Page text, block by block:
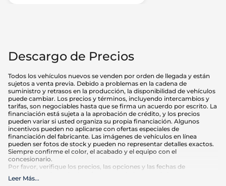
Descargo de Precios
Todos los vehículos nuevos se venden por orden de llegada y están
sujetos a venta previa. Debido a problemas en la cadena de
suministro y retrasos en la producción, la disponibilidad de vehículos
puede cambiar. Los precios y términos, incluyendo intercambios y
tarifas, son negociables hasta que se firma un acuerdo por escrito. La
financiación está sujeta a la aprobación de crédito, y los precios
pueden variar si usted organiza su propia financiación. Algunos
incentivos pueden no aplicarse con ofertas especiales de
financiación del fabricante. Las imágenes de vehículos en línea
pueden ser fotos de stock y pueden no representar detalles exactos.
Siempre confirme el color, el acabado y el equipo con el
concesionario.
Por favor, verifique los precios, las opciones y las fechas de
compra. El kilometraje puede variar en función de los hábitos de
Leer Más...